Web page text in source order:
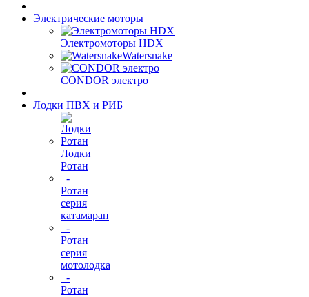
Электрические моторы
Электромоторы HDX
Watersnake
CONDOR электро
Лодки ПВХ и РИБ
Лодки
Ротан
-
Ротан
серия
катамаран
-
Ротан
серия
мотолодка
-
Ротан